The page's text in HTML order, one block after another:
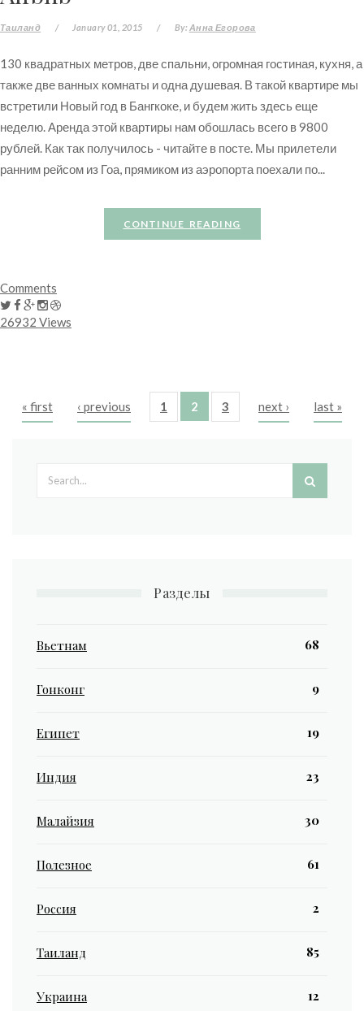
Таиланд / January 01, 2015 / By: Анна Егорова
130 квадратных метров, две спальни, огромная гостиная, кухня, а
также две ванных комнаты и одна душевая. В такой квартире мы
встретили Новый год в Бангкоке, и будем жить здесь еще
неделю. Аренда этой квартиры нам обошлась всего в 9800
рублей. Как так получилось - читайте в посте. Мы прилетели
ранним рейсом из Гоа, прямиком из аэропорта поехали по...
CONTINUE READING
Comments
26932 Views
Pages
« first ‹ previous 1 2 3 next › last »
Разделы
Вьетнам 68
Гонконг 9
Египет 19
Индия 23
Малайзия 30
Полезное 61
Россия 2
Таиланд 85
Украина 12